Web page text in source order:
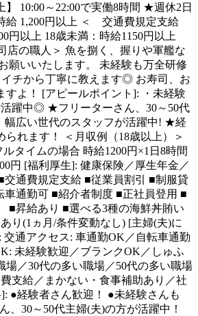
】 10:00～22:00で実働8時間 ★週休2日
給 1,200円以上 ＜ 交通費規定支給
円以上 18歳未満：時給1150円以上
店の職人＞ 魚を捌く、握りや軍艦な
願いいたします。 未経験も万全研修
チから丁寧に教えます◎ お寿司、お
すよ！ [アピールポイント]: ・未経験
躍中◎ ★フリーターさん、30～50代
広い世代のスタッフが活躍中! ★経
られます！ ＜月収例（18歳以上）＞
タイムの場合 時給1200円×1日8時間
円 [福利厚生]: 健康保険／厚生年金／
交通費規定支給 ■従業員割引 ■制服貸
車通勤可 ■紹介者制度 ■正社員登用 ■
■昇給あり ■選べる3種の海鮮丼賄い
り(1ヵ月/条件変動なし) [主婦(夫)に
交通アクセス: 車通勤OK／自転車通勤
未経験歓迎／ブランクOK／しゅふ
場／30代の多い職場／50代の多い職場
支給／まかない・食事補助あり／社
●経験者さん歓迎！ ●未経験さんも
、30～50代主婦(夫)の方が活躍中！